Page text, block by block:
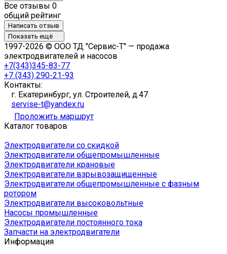
Все отзывы 0
общий рейтинг
Написать отзыв
Показать ещё
1997-2026 © ООО ТД "Сервис-Т" — продажа
электродвигателей и насосов
+7(343)345-83-77
+7 (343) 290-21-93
Контакты:
г. Екатеринбург, ул. Строителей, д.47
servise-t@yandex.ru
Проложить маршрут
Каталог товаров
Электродвигатели со скидкой
Электродвигатели общепромышленные
Электродвигатели крановые
Электродвигатели взрывозащищенные
Электродвигатели общепромышленные с фазным
ротором
Электродвигатели высоковольтные
Насосы промышленные
Электродвигатели постоянного тока
Запчасти на электродвигатели
Информация